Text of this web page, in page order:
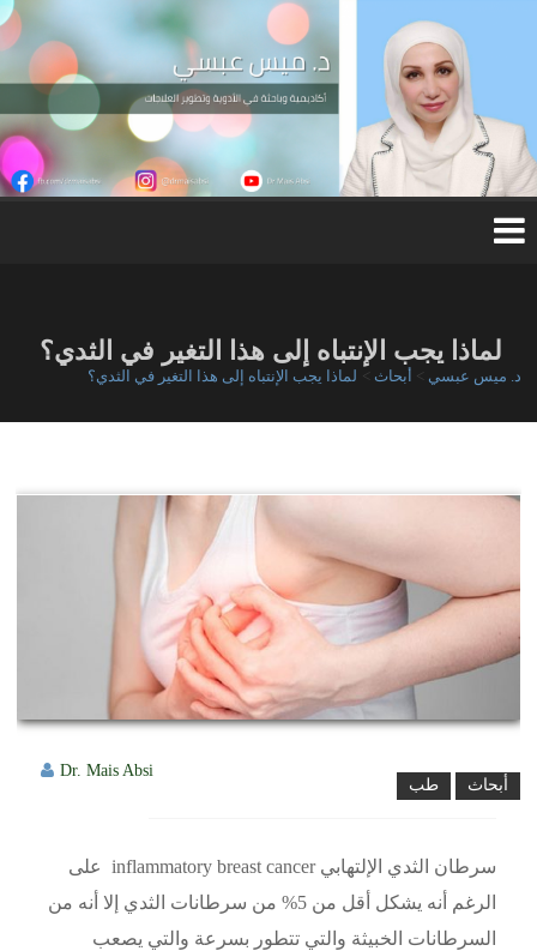
د.
مي
لماذا يجب الإنتباه إلى هذا التغير في الثدي؟
د. ميس عبسي > أبحاث > لماذا يجب الإنتباه إلى هذا التغير في الثدي؟
أبحاث طب
Dr. Mais Absi
سرطان الثدي الإلتهابي inflammatory breast cancer
على
الرغم أنه يشكل أقل من 5% من سرطانات الثدي إلا أنه من
السرطانات الخبيثة والتي تتطور بسرعة والتي يصعب